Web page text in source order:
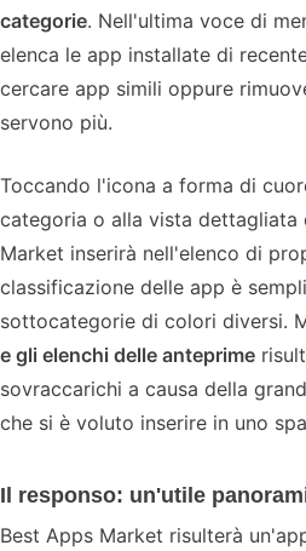
categorie. Nell'ultima voce di
elenca le app installate di
cercare app simili oppure
servono più.
Toccando l'icona a forma di
categoria o alla vista dettagliata
Market inserirà nell'elenco di
classificazione delle app è
sottocategorie di colori diversi.
e gli elenchi delle anteprime
sovraccarichi a causa della
che si è voluto inserire in uno
Il responso: un'utile
Best Apps Market risulterà